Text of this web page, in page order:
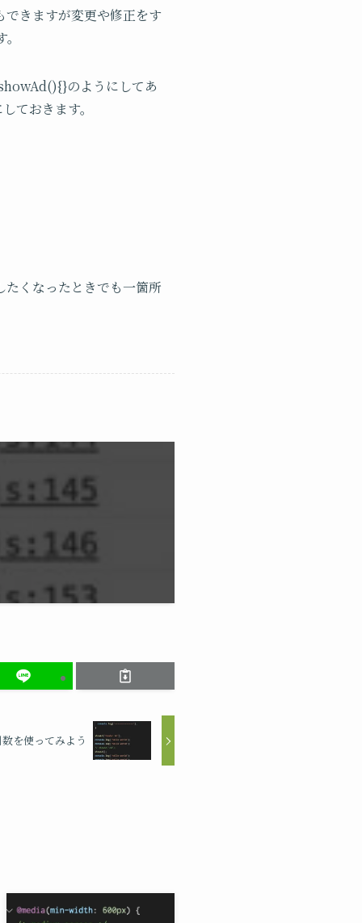
できますが変更や修正をす
のようにしてあ
ておきます。
たくなったときでも一箇所
数を使ってみよう